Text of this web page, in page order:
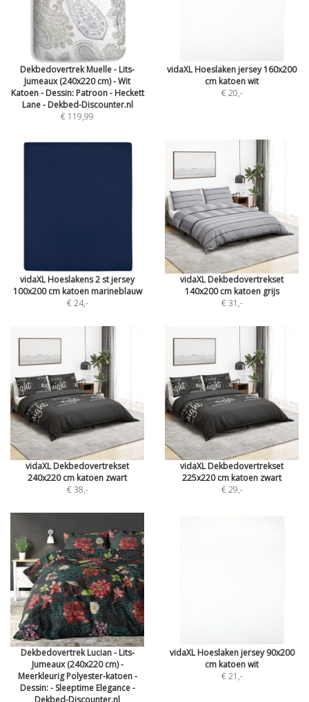
Dekbedovertrek Muelle - Lits-
Jumeaux (240x220 cm) - Wit
Katoen - Dessin: Patroon - Heckett
Lane - Dekbed-Discounter.nl
€ 119,99
vidaXL Hoeslaken jersey 160x200
cm katoen wit
€ 20,-
vidaXL Hoeslakens 2 st jersey
100x200 cm katoen marineblauw
€ 24,-
vidaXL Dekbedovertrekset
140x200 cm katoen grijs
€ 31 ,-
vidaXL Dekbedovertrekset
240x220 cm katoen zwart
€ 38,-
vidaXL Dekbedovertrekset
225x220 cm katoen zwart
€ 29,-
Dekbedovertrek Lucian - Lits-
Jumeaux (240x220 cm) -
Meerkleurig Polyester-katoen -
Dessin: - Sleeptime Elegance -
Dekbed-Discounter.nl
vidaXL Hoeslaken jersey 90x200
cm katoen wit
€ 21 ,-